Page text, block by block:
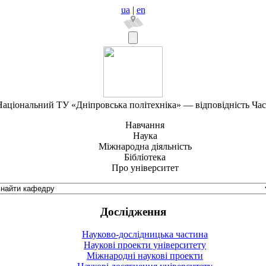
ua | en
ТУ «Дніпровська політехніка» — відповідність
Навчання
Наука
Міжнародна діяльність
Бібліотека
Про університет
Дослідження
Науково-дослідницька частина
Наукові проекти університету
Міжнародні наукові проекти